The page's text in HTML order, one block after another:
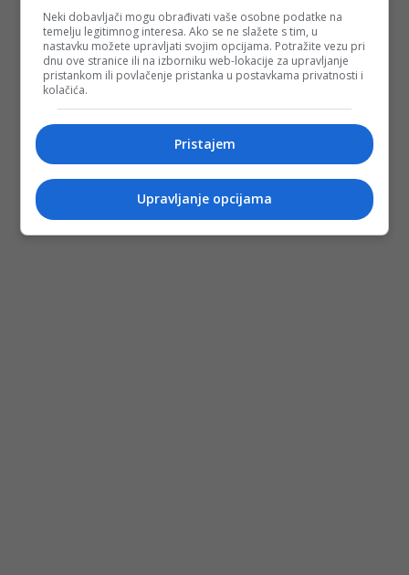
Neki dobavljači mogu obrađivati vaše osobne podatke na
temelju legitimnog interesa. Ako se ne slažete s tim, u
nastavku možete upravljati svojim opcijama. Potražite vezu pri
dnu ove stranice ili na izborniku web-lokacije za upravljanje
pristankom ili povlačenje pristanka u postavkama privatnosti i
kolačića.
Pristajem
Upravljanje opcijama